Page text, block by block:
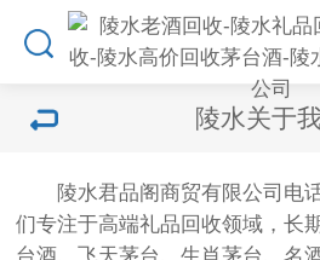
陵水关于
陵水君品阁商贸有限公司电话
们专注于高端礼品回收领域，长